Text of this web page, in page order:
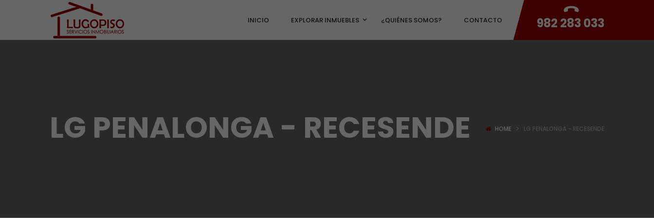
INICIO EXPLORAR INMUEBLES ¿QUIÉNES SOMOS? CONTACTO 982 283 033
LG PENALONGA - RECESENDE HOME LG PENALONGA - RECESENDE